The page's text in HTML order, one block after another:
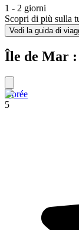
1 - 2 giorni
Scopri di più sulla
Vedi la guida di
Île de Mar :
Gorée
5